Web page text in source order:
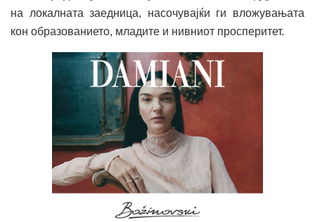
на локалната заедница, насочувајќи ги вложувањата
кон образованието, младите и нивниот просперитет.